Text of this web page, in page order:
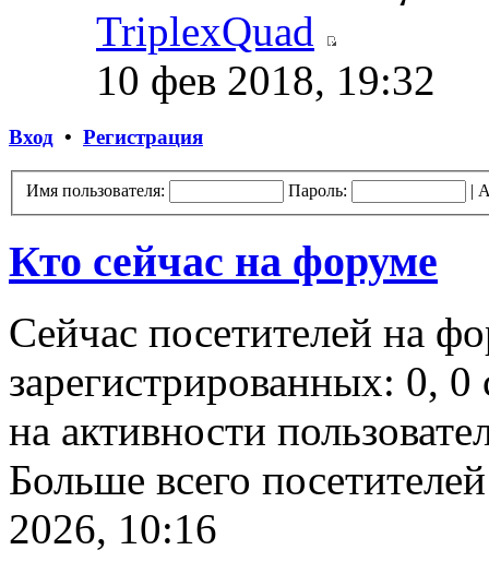
TriplexQuad
10 фев 2018, 19:32
Вход • Регистрация
Имя пользователя: Пароль: |
Кто сейчас на форуме
Сейчас посетителей на
зарегистрированных: 0,
на активности
Больше всего
2026, 10:16